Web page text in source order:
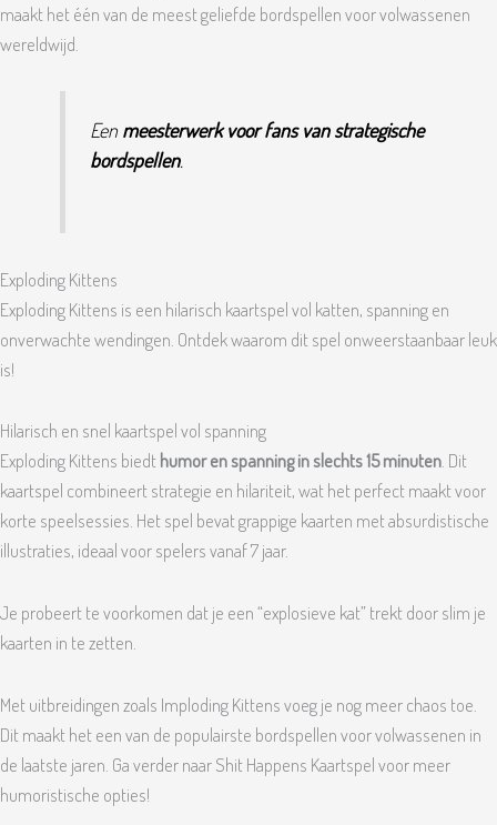
maakt het één van de meest geliefde bordspellen voor volwassenen
wereldwijd.
Een meesterwerk voor fans van strategische
bordspellen.
Exploding Kittens
Exploding Kittens is een hilarisch kaartspel vol katten, spanning en
onverwachte wendingen. Ontdek waarom dit spel onweerstaanbaar leuk
is!
Hilarisch en snel kaartspel vol spanning
Exploding Kittens biedthumor en spanning in slechts 15 minuten. Dit
kaartspel combineert strategie en hilariteit, wat het perfect maakt voor
korte speelsessies. Het spel bevat grappige kaarten met absurdistische
illustraties, ideaal voor spelers vanaf 7 jaar.
Je probeert te voorkomen dat je een “explosieve kat” trekt door slim je
kaarten in te zetten.
Met uitbreidingen zoals Imploding Kittens voeg je nog meer chaos toe.
Dit maakt het een van de populairste bordspellen voor volwassenen in
de laatste jaren. Ga verder naar Shit Happens Kaartspel voor meer
humoristische opties!